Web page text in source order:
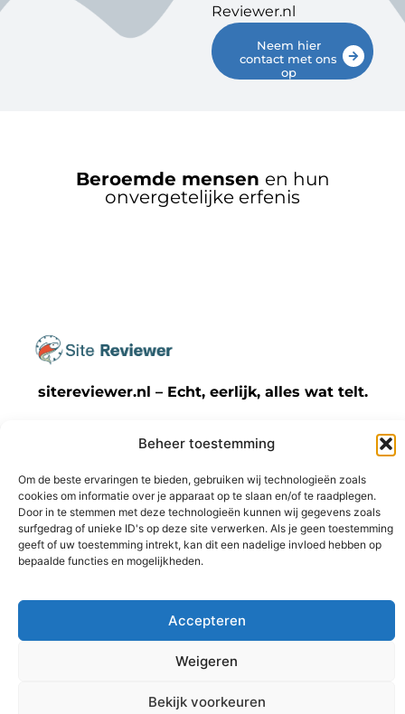
Beheer toestemming
Om de beste ervaringen te bieden, gebruiken wij technologieën zoals
cookies om informatie over je apparaat op te slaan en/of te raadplegen.
Door in te stemmen met deze technologieën kunnen wij gegevens zoals
surfgedrag of unieke ID's op deze site verwerken. Als je geen toestemming
geeft of uw toestemming intrekt, kan dit een nadelige invloed hebben op
bepaalde functies en mogelijkheden.
Accepteren
Weigeren
Bekijk voorkeuren
Reviewer.nl
Neem hier
contact met ons
op
Beroemde mensen en hun
onvergetelijke erfenis
sitereviewer.nl – Echt, eerlijk, alles wat telt.
Een verzameling van blogs en artikelen die
een breed scala aan onderwerpen uit het
dagelijks leven behandelen.
Onze
informatie
Bericht categorie
@2025 www.sitereviewer.nl. All Right Reserved.